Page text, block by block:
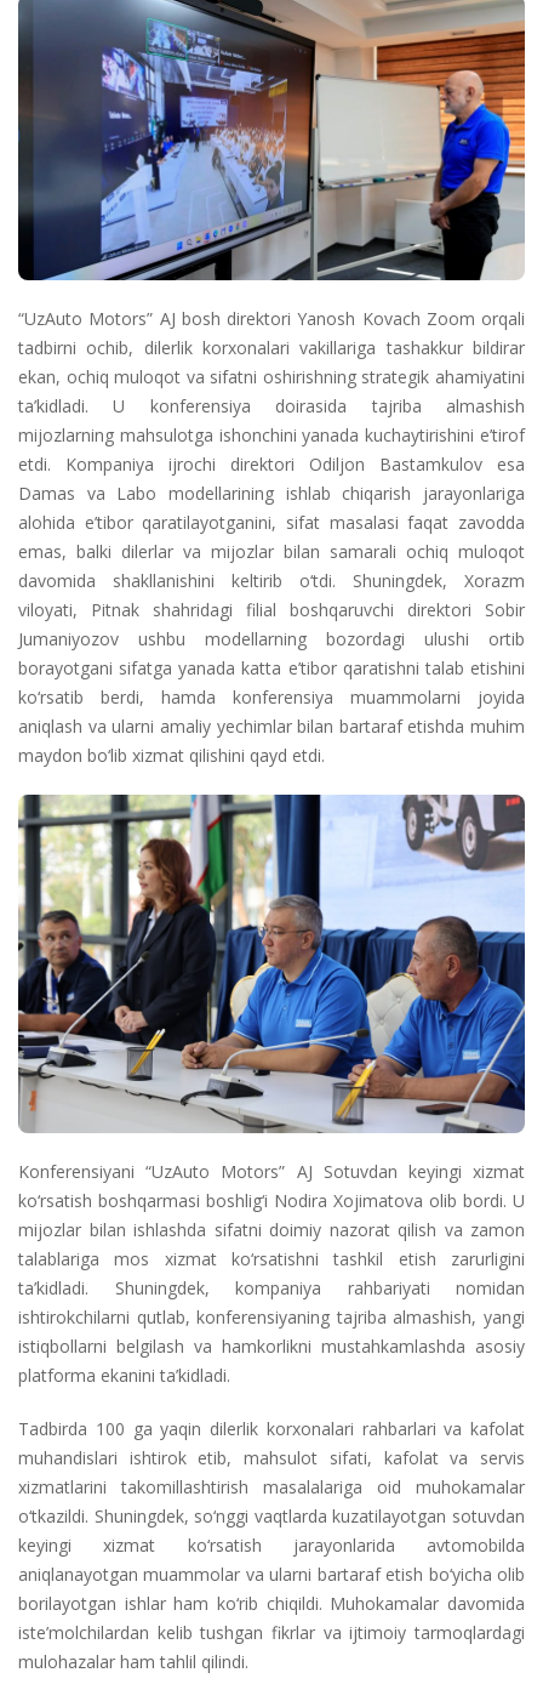
“UzAuto Motors” AJ bosh direktori Yanosh Kovach Zoom orqali
tadbirni ochib, dilerlik korxonalari vakillariga tashakkur bildirar
ekan, ochiq muloqot va sifatni oshirishning strategik ahamiyatini
ta’kidladi. U konferensiya doirasida tajriba almashish
mijozlarning mahsulotga ishonchini yanada kuchaytirishini e’tirof
etdi. Kompaniya ijrochi direktori Odiljon Bastamkulov esa
Damas va Labo modellarining ishlab chiqarish jarayonlariga
alohida e’tibor qaratilayotganini, sifat masalasi faqat zavodda
emas, balki dilerlar va mijozlar bilan samarali ochiq muloqot
davomida shakllanishini keltirib o‘tdi. Shuningdek, Xorazm
viloyati, Pitnak shahridagi filial boshqaruvchi direktori Sobir
Jumaniyozov ushbu modellarning bozordagi ulushi ortib
borayotgani sifatga yanada katta e’tibor qaratishni talab etishini
ko‘rsatib berdi, hamda konferensiya muammolarni joyida
aniqlash va ularni amaliy yechimlar bilan bartaraf etishda muhim
maydon bo‘lib xizmat qilishini qayd etdi.
Konferensiyani “UzAuto Motors” AJ Sotuvdan keyingi xizmat
ko‘rsatish boshqarmasi boshlig‘i Nodira Xojimatova olib bordi. U
mijozlar bilan ishlashda sifatni doimiy nazorat qilish va zamon
talablariga mos xizmat ko‘rsatishni tashkil etish zarurligini
ta’kidladi. Shuningdek, kompaniya rahbariyati nomidan
ishtirokchilarni qutlab, konferensiyaning tajriba almashish, yangi
istiqbollarni belgilash va hamkorlikni mustahkamlashda asosiy
platforma ekanini ta’kidladi.
Tadbirda 100 ga yaqin dilerlik korxonalari rahbarlari va kafolat
muhandislari ishtirok etib, mahsulot sifati, kafolat va servis
xizmatlarini takomillashtirish masalalariga oid muhokamalar
o‘tkazildi. Shuningdek, so‘nggi vaqtlarda kuzatilayotgan sotuvdan
keyingi xizmat ko‘rsatish jarayonlarida avtomobilda
aniqlanayotgan muammolar va ularni bartaraf etish bo‘yicha olib
borilayotgan ishlar ham ko‘rib chiqildi. Muhokamalar davomida
iste’molchilardan kelib tushgan fikrlar va ijtimoiy tarmoqlardagi
mulohazalar ham tahlil qilindi.